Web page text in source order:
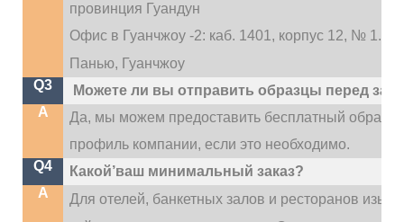
провинция Гуандун
Офис в Гуанчжоу -2: каб. 1401, корпус 12, № 1.
Панью, Гуанчжоу
Q3
Можете ли вы отправить образцы перед
A
Да, мы можем предоставить бесплатный
профиль компании, если это необходимо.
Q4
Какой’ваш минимальный заказ?
A
Для отелей, банкетных залов и ресторанов